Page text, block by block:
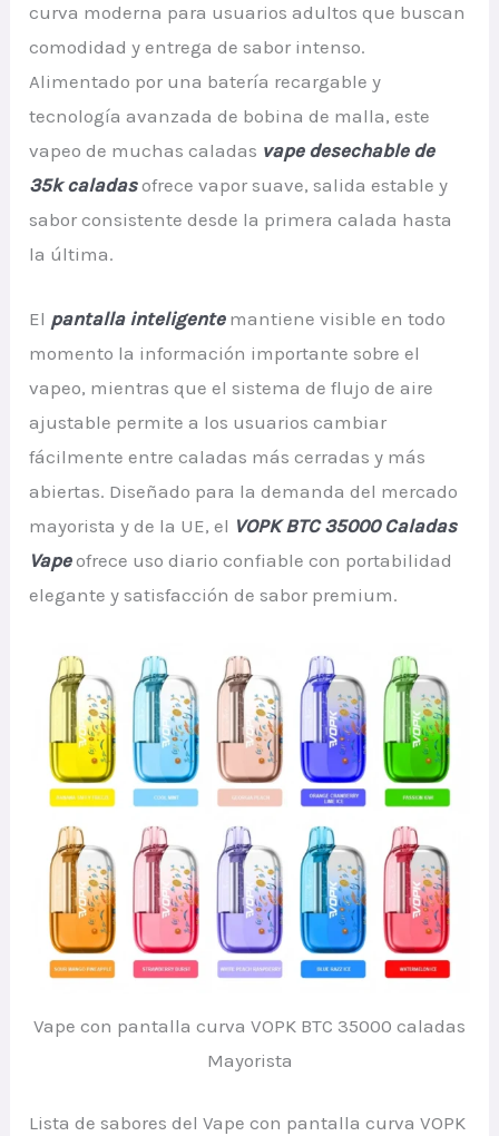
curva moderna para usuarios adultos que buscan
comodidad y entrega de sabor intenso.
Alimentado por una batería recargable y
tecnología avanzada de bobina de malla, este
vapeo de muchas caladas vape desechable de
35k caladas ofrece vapor suave, salida estable y
sabor consistente desde la primera calada hasta
la última.
El pantalla inteligente mantiene visible en todo
momento la información importante sobre el
vapeo, mientras que el sistema de flujo de aire
ajustable permite a los usuarios cambiar
fácilmente entre caladas más cerradas y más
abiertas. Diseñado para la demanda del mercado
mayorista y de la UE, el VOPK BTC 35000 Caladas
Vapeofrece uso diario confiable con portabilidad
elegante y satisfacción de sabor premium.
Vape con pantalla curva VOPK BTC 35000 caladas
Mayorista
Lista de sabores del Vape con pantalla curva VOPK